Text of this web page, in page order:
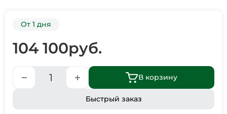
От 1 дня
104 100руб.
В корзину
Быстрый заказ